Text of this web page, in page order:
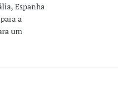
Espanha
a
um